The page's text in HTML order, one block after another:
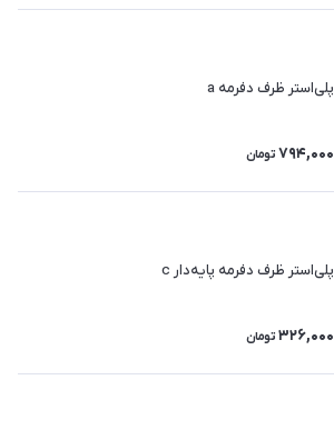
پلی‌استر ظرف دفرمه a
794,000 تومان
پلی‌استر ظرف دفرمه پایه‌دار c
326,000 تومان